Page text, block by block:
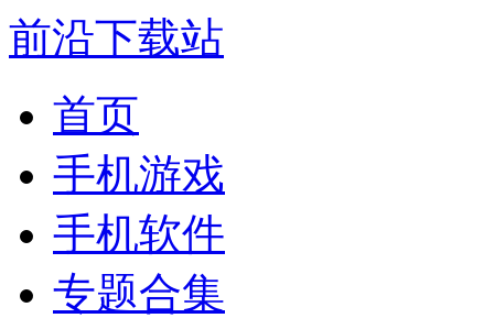
前沿下载站
首页
手机游戏
手机软件
专题合集